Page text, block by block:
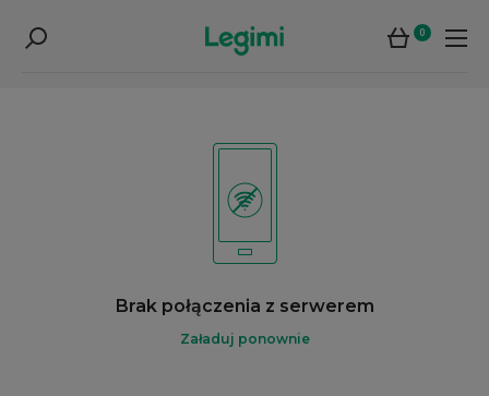
0
Brak połączenia z serwerem
Załaduj ponownie